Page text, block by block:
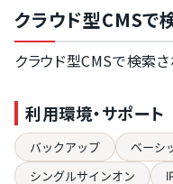
クラウド型CMSで
クラウド型CMSで検索
利用環境・サポート
バックアップ ベーシ
シングルサインオン